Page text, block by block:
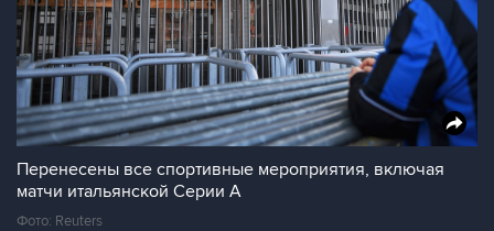
Перенесены все спортивные мероприятия, включая
матчи итальянской Серии А
Фото: Reuters